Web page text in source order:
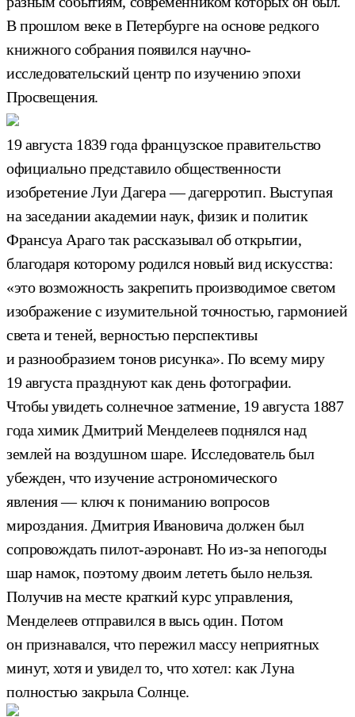
В прошлом веке в Петербурге на основе редкого
книжного собрания появился научно-
исследовательский центр по изучению эпохи
Просвещения.
19 августа 1839 года французское правительство
официально представило общественности
изобретение Луи Дагера — дагерротип. Выступая
на заседании академии наук, физик и политик
Франсуа Араго так рассказывал об открытии,
благодаря которому родился новый вид искусства:
«это возможность закрепить производимое светом
изображение с изумительной точностью, гармонией
света и теней, верностью перспективы
и разнообразием тонов рисунка». По всему миру
19 августа празднуют как день фотографии.
Чтобы увидеть солнечное затмение, 19 августа 1887
года химик Дмитрий Менделеев поднялся над
землей на воздушном шаре. Исследователь был
убежден, что изучение астрономического
явления — ключ к пониманию вопросов
мироздания. Дмитрия Ивановича должен был
сопровождать пилот-аэронавт. Но из-за непогоды
шар намок, поэтому двоим лететь было нельзя.
Получив на месте краткий курс управления,
Менделеев отправился в высь один. Потом
он признавался, что пережил массу неприятных
минут, хотя и увидел то, что хотел: как Луна
полностью закрыла Солнце.